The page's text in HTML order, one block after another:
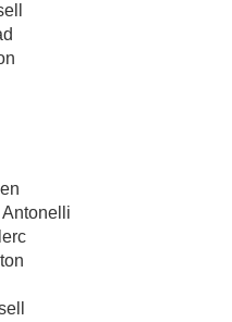
Antonelli